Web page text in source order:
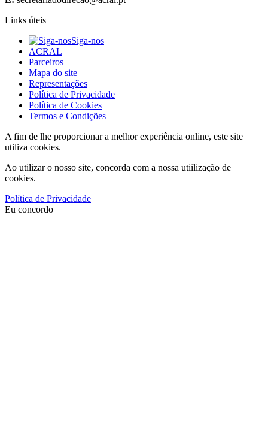
Links úteis
Siga-nos
ACRAL
Parceiros
Mapa do site
Representações
Política de Privacidade
Política de Cookies
Termos e Condições
A fim de lhe proporcionar a melhor experiência online, este site
utiliza cookies.
Ao utilizar o nosso site, concorda com a nossa utiilização de
cookies.
Política de Privacidade
Eu concordo